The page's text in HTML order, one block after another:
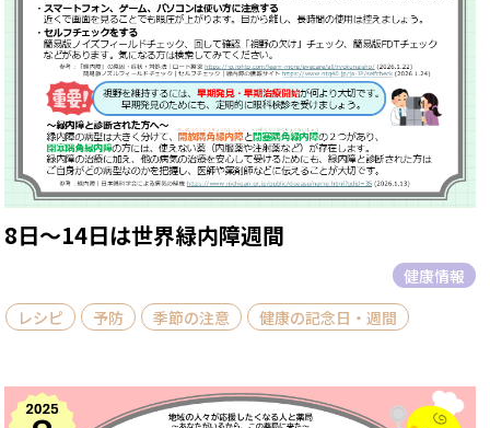
8日～14日は世界緑内障週間
健康情報
レシピ
予防 季節の注意 健康の記念日・週間